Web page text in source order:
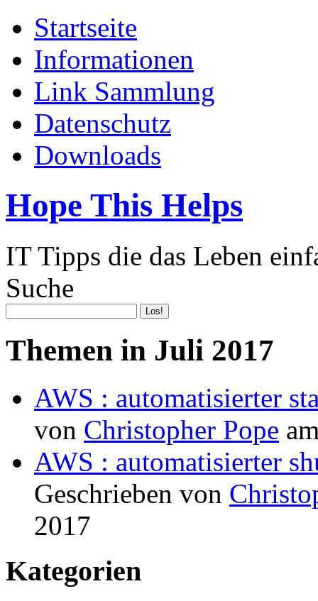
Startseite
Informationen
Link Sammlung
Datenschutz
Downloads
Hope This Helps
IT Tipps die das Leben
Suche
Themen in Juli 2017
AWS : automatisierter
von Christopher Pope
AWS : automatisierter
Geschrieben von
2017
Kategorien